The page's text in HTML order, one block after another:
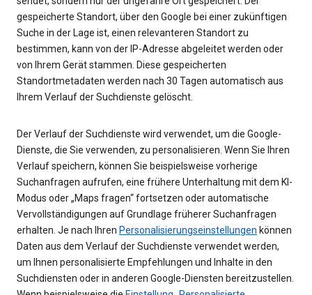
gespeicherte Standort, über den Google bei einer zukünftigen
Suche in der Lage ist, einen relevanteren Standort zu
bestimmen, kann von der IP-Adresse abgeleitet werden oder
von Ihrem Gerät stammen. Diese gespeicherten
Standortmetadaten werden nach 30 Tagen automatisch aus
Ihrem Verlauf der Suchdienste gelöscht.
Der Verlauf der Suchdienste wird verwendet, um die Google-
Dienste, die Sie verwenden, zu personalisieren. Wenn Sie Ihren
Verlauf speichern, können Sie beispielsweise vorherige
Suchanfragen aufrufen, eine frühere Unterhaltung mit dem KI-
Modus oder „Maps fragen“ fortsetzen oder automatische
Vervollständigungen auf Grundlage früherer Suchanfragen
erhalten. Je nach Ihren Personalisierungseinstellungen können
Daten aus dem Verlauf der Suchdienste verwendet werden,
um Ihnen personalisierte Empfehlungen und Inhalte in den
Suchdiensten oder in anderen Google-Diensten bereitzustellen.